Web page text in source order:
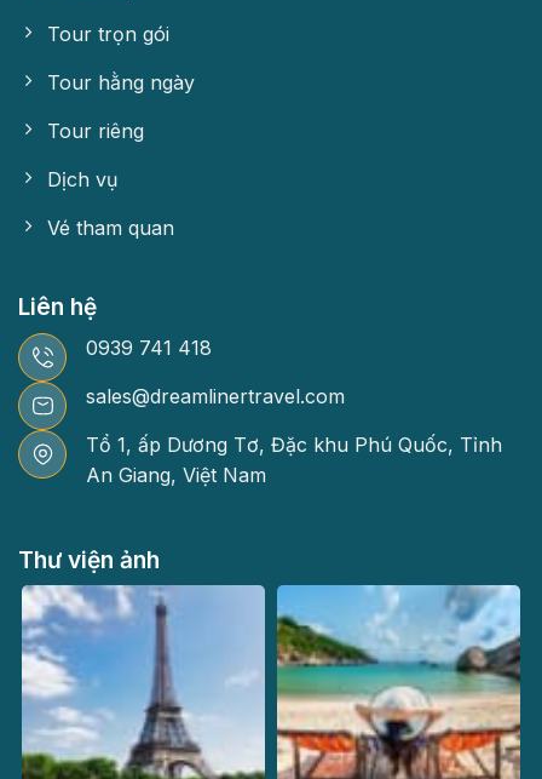
Tour trọn gói
Tour hằng ngày
Tour riêng
Dịch vụ
Vé tham quan
Liên hệ
0939 741 418
sales@dreamlinertravel.com
Tổ 1, ấp Dương Tơ, Đặc khu Phú Quốc, Tỉnh
An Giang, Việt Nam
Thư viện ảnh